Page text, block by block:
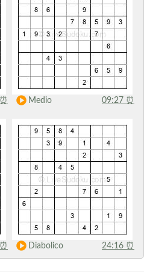
⏰ Medio 09:27 ⏰
⏰ Diabolico 24:16 ⏰